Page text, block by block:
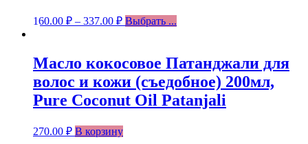
160.00 ₽ – 337.00 ₽ Выбрать ...
Масло кокосовое Патанджали для
волос и кожи (съедобное) 200мл,
Pure Coconut Oil Patanjali
270.00 ₽ В корзину